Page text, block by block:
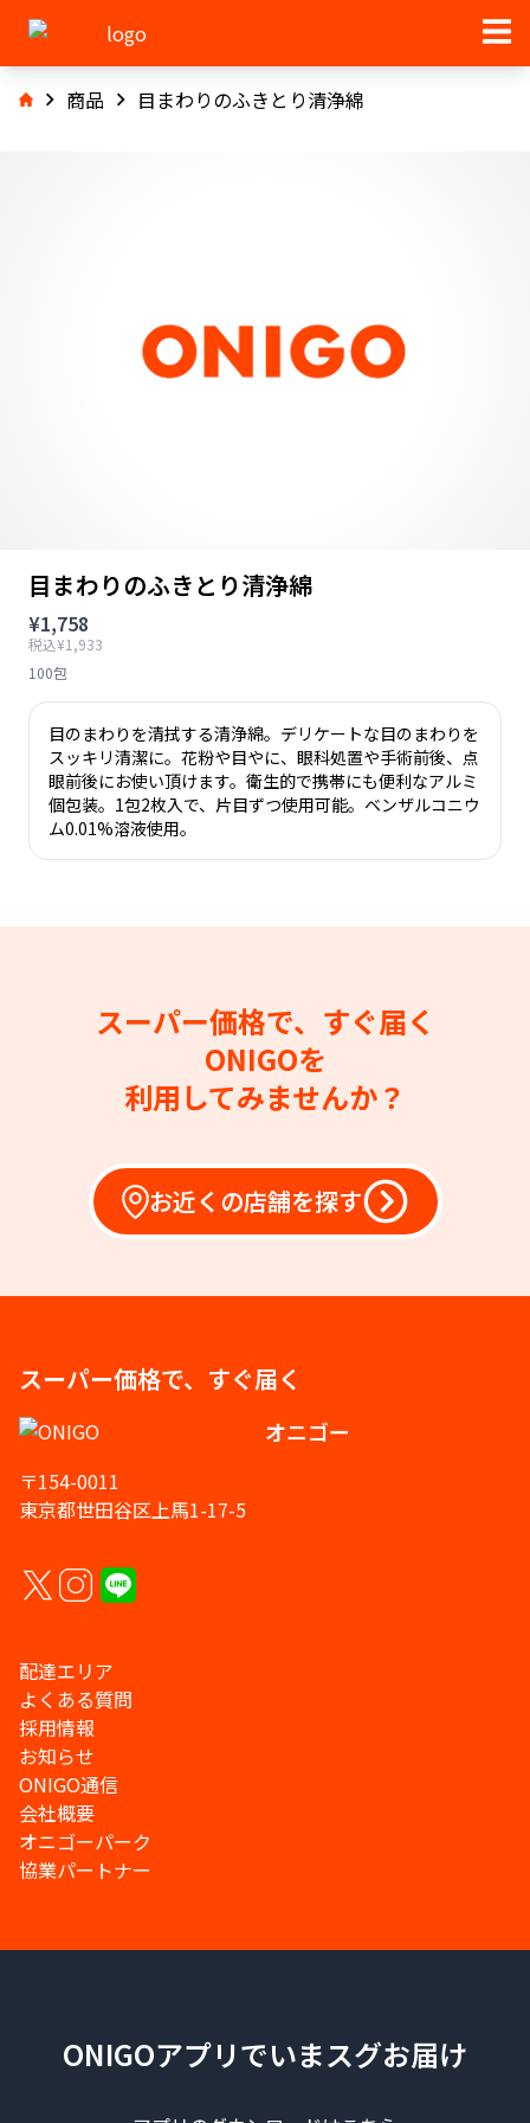
商品 目まわりのふきとり清浄綿
目まわりのふきとり清浄綿
¥1,758
税込¥1,933
100包
目のまわりを清拭する清浄綿。デリケートな目のまわりを
スッキリ清潔に。花粉や目やに、眼科処置や手術前後、点
眼前後にお使い頂けます。衛生的で携帯にも便利なアルミ
個包装。1包2枚入で、片目ずつ使用可能。ベンザルコニウ
ム0.01%溶液使用。
スーパー価格で、すぐ届く
ONIGOを
利用してみませんか？
お近くの店舗を探す
スーパー価格で、すぐ届く
オニゴー
〒154-0011
東京都世田谷区上馬1-17-5
配達エリア
よくある質問
採用情報
お知らせ
ONIGO通信
会社概要
オニゴーパーク
協業パートナー
ONIGOアプリでいまスグお届け